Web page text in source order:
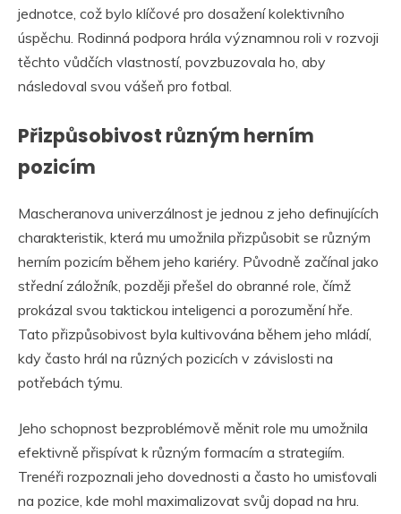
jednotce, což bylo klíčové pro dosažení kolektivního
úspěchu. Rodinná podpora hrála významnou roli v rozvoji
těchto vůdčích vlastností, povzbuzovala ho, aby
následoval svou vášeň pro fotbal.
Přizpůsobivost různým herním
pozicím
Mascheranova univerzálnost je jednou z jeho definujících
charakteristik, která mu umožnila přizpůsobit se různým
herním pozicím během jeho kariéry. Původně začínal jako
střední záložník, později přešel do obranné role, čímž
prokázal svou taktickou inteligenci a porozumění hře.
Tato přizpůsobivost byla kultivována během jeho mládí,
kdy často hrál na různých pozicích v závislosti na
potřebách týmu.
Jeho schopnost bezproblémově měnit role mu umožnila
efektivně přispívat k různým formacím a strategiím.
Trenéři rozpoznali jeho dovednosti a často ho umisťovali
na pozice, kde mohl maximalizovat svůj dopad na hru.